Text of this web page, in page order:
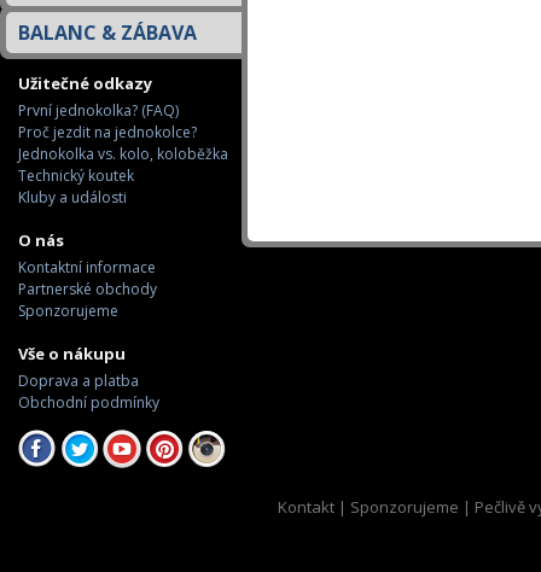
BALANC & ZÁBAVA
Užitečné odkazy
První jednokolka? (FAQ)
Proč jezdit na jednokolce?
Jednokolka vs. kolo, koloběžka
Technický koutek
Kluby a události
O nás
Kontaktní informace
Partnerské obchody
Sponzorujeme
Vše o nákupu
Doprava a platba
Obchodní podmínky
Kontakt | Sponzorujeme | Pečlivě